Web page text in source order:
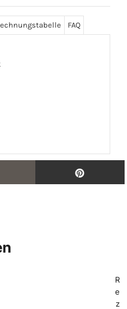
FAQ
R
e
z